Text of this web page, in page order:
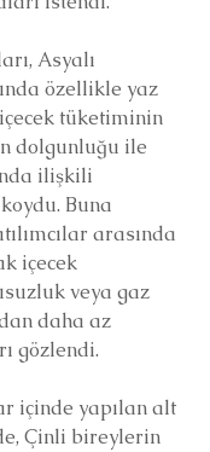
Asyalı
özellikle yaz
tüketiminin
dolgunluğu ile
ilişkili
Buna
arasında
içecek
veya gaz
daha az
gözlendi.
içinde yapılan alt
Çinli bireylerin